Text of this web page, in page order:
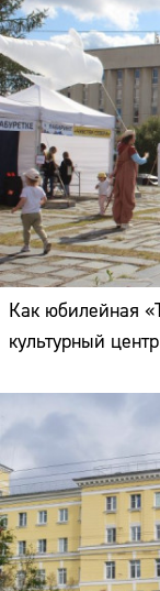
Как юбилейная
культурный